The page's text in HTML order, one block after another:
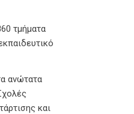
τμήματα
ανώτατα
και